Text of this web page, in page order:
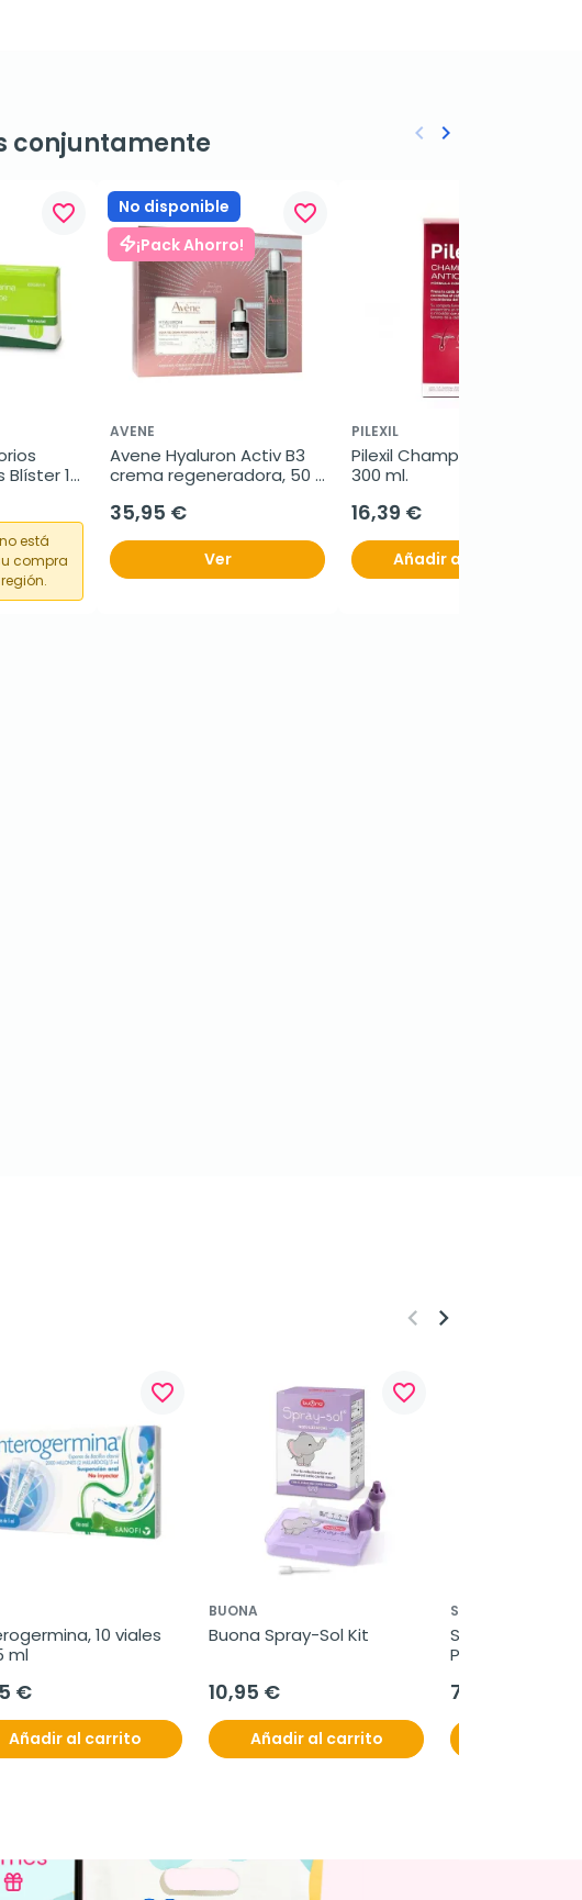
conjuntamente
favorite_border
Blíster 12
está
compra
No disponible
¡Pack Ahorro!
favorite_border
AVENE
Avene Hyaluron Activ B3
crema regeneradora, 50
Agua Micelar
35,95 €
Ver
PILEXIL
Pilexil Champú Anticaída,
300 ml.
16,39 €
Añadir al carrito
Anterior
keyboard_arrow_left Siguiente
keyboard_arrow_right
favorite_border
10 viales
ml
€
Añadir al carrito
favorite_border
BUONA
Buona Spray-Sol Kit
10,95 €
Añadir al carrito
SENSODYNE
Sensodyne
Protect
7,70 €
keyboard_arrow_left keyboard_arrow_right